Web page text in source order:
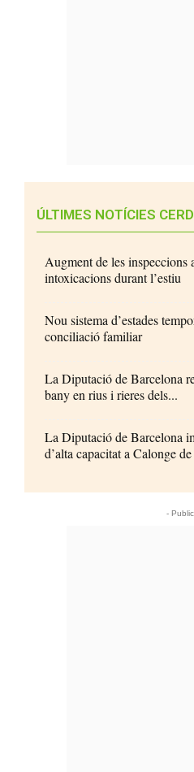
ÚLTIMES NOTÍCIES
Augment de les inspeccions
intoxicacions durant l’estiu
Nou sistema d’estades
conciliació familiar
La Diputació de Barcelona
bany en rius i rieres dels...
La Diputació de Barcelona
d’alta capacitat a Calonge
-